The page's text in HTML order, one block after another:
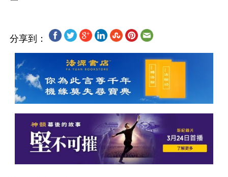
分享到：